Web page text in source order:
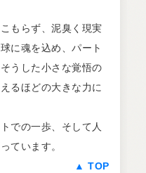
もらず、泥臭く現実
に魂を込め、パート
うした小さな覚悟の
るほどの大きな力に
での一歩、そして人
ています。
▲ TOP